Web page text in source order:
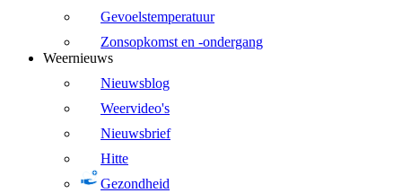
Gevoelstemperatuur
Zonsopkomst en -ondergang
Weernieuws
Nieuwsblog
Weervideo's
Nieuwsbrief
Hitte
Gezondheid